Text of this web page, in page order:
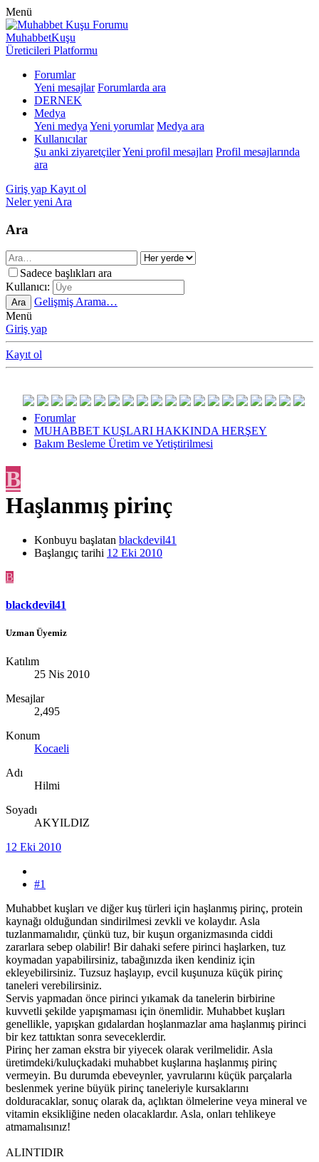
Menü
MuhabbetKuşu
Üreticileri Platformu
Forumlar
Yeni mesajlar Forumlarda ara
DERNEK
Medya
Yeni medya Yeni yorumlar Medya ara
Kullanıcılar
Şu anki ziyaretçilerYeni profil mesajları Profil mesajlarında
ara
Giriş yap Kayıt ol
Neler yeni Ara
Ara
Sadece başlıkları ara
Kullanıcı:
Ara
Gelişmiş Arama…
Menü
Giriş yap
Kayıt ol
Forumlar
MUHABBET KUŞLARI HAKKINDA HERŞEY
Bakım Besleme Üretim ve Yetiştirilmesi
B
Haşlanmış pirinç
Konbuyu başlatan blackdevil41
Başlangıç tarihi 12 Eki 2010
B
blackdevil41
Uzman Üyemiz
Katılım
25 Nis 2010
Mesajlar
2,495
Konum
Kocaeli
Adı
Hilmi
Soyadı
AKYILDIZ
12 Eki 2010
#1
Muhabbet kuşları ve diğer kuş türleri için haşlanmış pirinç, protein
kaynağı olduğundan sindirilmesi zevkli ve kolaydır. Asla
tuzlanmamalıdır, çünkü tuz, bir kuşun organizmasında ciddi
zararlara sebep olabilir! Bir dahaki sefere pirinci haşlarken, tuz
koymadan yapabilirsiniz, tabağınızda iken kendiniz için
ekleyebilirsiniz. Tuzsuz haşlayıp, evcil kuşunuza küçük pirinç
taneleri verebilirsiniz.
Servis yapmadan önce pirinci yıkamak da tanelerin birbirine
kuvvetli şekilde yapışmaması için önemlidir. Muhabbet kuşları
genellikle, yapışkan gıdalardan hoşlanmazlar ama haşlanmış pirinci
bir kez tattıktan sonra seveceklerdir.
Pirinç her zaman ekstra bir yiyecek olarak verilmelidir. Asla
üretimdeki/kuluçkadaki muhabbet kuşlarına haşlanmış pirinç
vermeyin. Bu durumda ebeveynler, yavrularını küçük parçalarla
beslenmek yerine büyük pirinç taneleriyle kursaklarını
dolduracaklar, sonuç olarak da, açlıktan ölmelerine veya mineral ve
vitamin eksikliğine neden olacaklardır. Asla, onları tehlikeye
atmamalısınız!
ALINTIDIR